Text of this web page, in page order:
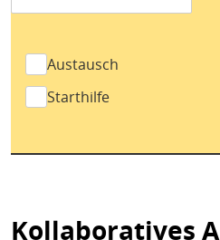
Austausch
Starthilfe
Kollaboratives